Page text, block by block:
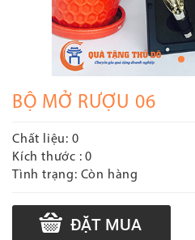
BỘ MỞ RƯỢU 06
Chất liệu: 0
Kích thước : 0
Tình trạng: Còn hàng